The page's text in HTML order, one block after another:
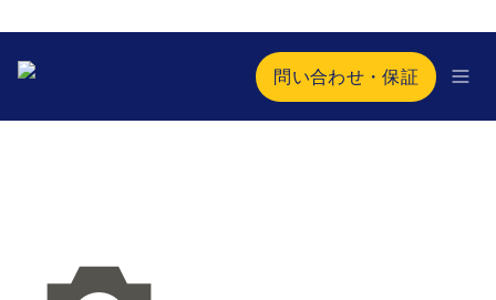
問い合わせ・保証